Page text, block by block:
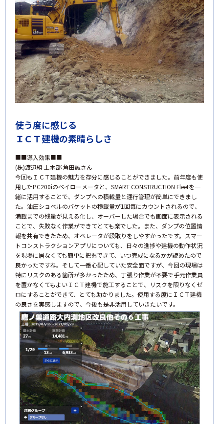
使う度に感じる
ＩＣＴ建機の素晴らしさ
■■導入効果■■
(株)渡辺組 土木部 角田誠さん
今回もＩＣＴ建機の魅力を存分に感じることができました。前年度も使
用したPC200iのペイローメータと、SMART CONSTRUCTION Fleetを一
緒に活用することで、ダンプへの積載量と運行管理が簡単にできまし
た。油圧ショベルのバケットの積載量が1回毎にカウントされるので、
満載までの残量が見える化し、オーバーした場合でも画面に表示される
ことで、失敗なく作業ができてとても楽でした。また、ダンプの位置情
報を共有できたため、オペレータが段取りをしやすかったです。スマー
トコンストラクションアプリについても、日々の進捗や建機の動作状況
を現場に居なくても簡単に把握できて、いつ完成になるかが読めたので
良かったですね。そして一番心配していた安全面ですが、今回の現場は
特にリスクのある箇所が多かったため、丁張り作業が不要で手元作業員
を置かなくてもよいＩＣＴ建機で施工することで、リスクを限りなくゼ
ロにすることができて、とても助かりました。使用する度にＩＣＴ建機
の良さを実感しますので、今後も是非活用していきたいです。